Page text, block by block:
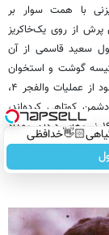
برای رایزنی با همت سوار بر
بود، در حین پرش از روی یک‌خاکریز
سعید قاسمی از آن
گوشت و استخوان
له شده باقی ماند و گردآوری شد. قاسمی در روایت‌های خود از عملیات والفجر ۴،
کوتاهی کرده‌اند،
چرند و بی‌ربط خوانده است. چون در سمت چپ قله ۱۹۰۰ نیروهای گردان مقداد
نتوانسته بودند یال ساندوچی را بگیرند. در نتیجه لشکر ۲۷ از همان سمت ضربه
مصیبت منهدم می‌کرد،
گیاهی👋🏻خدافظی
با تخفیف